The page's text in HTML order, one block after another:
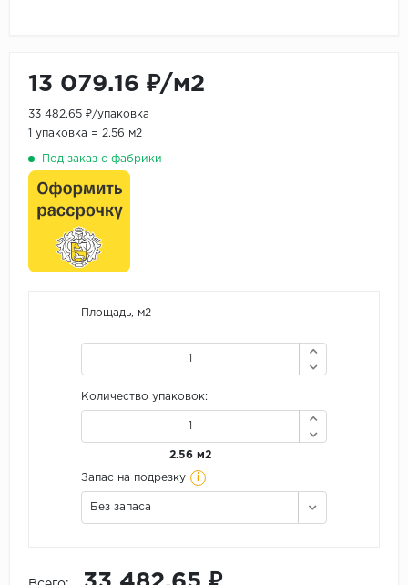
13 079.16 ₽/м2
33 482.65 ₽/упаковка
1 упаковка = 2.56 м2
Под заказ с фабрики
Площадь, м2
Количество упаковок:
2.56 м2
Запас на подрезку i
Без запаса